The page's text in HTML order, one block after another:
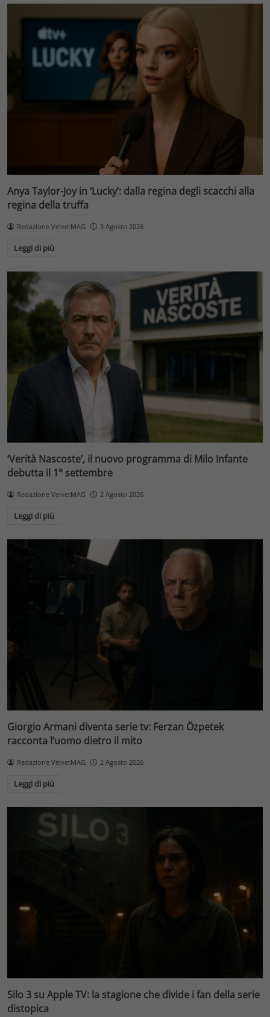
Anya Taylor-Joy in ‘Lucky’: dalla regina degli scacchi alla
regina della truffa
Redazione VelvetMAG 3 Agosto 2026
Leggi di più
‘Verità Nascoste’, il nuovo programma di Milo Infante
debutta il 1° settembre
Redazione VelvetMAG 2 Agosto 2026
Leggi di più
Giorgio Armani diventa serie tv: Ferzan Özpetek
racconta l’uomo dietro il mito
Redazione VelvetMAG 2 Agosto 2026
Leggi di più
Silo 3 su Apple TV: la stagione che divide i fan della serie
distopica